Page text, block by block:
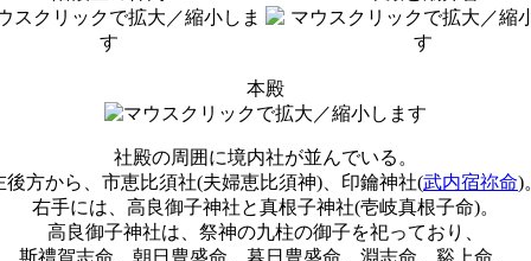
本殿
社殿の周囲に境内社が並んでいる。
後方から、市恵比須社(夫婦恵比須神)、印鑰神社(武内宿祢命)
右手には、高良御子神社と真根子神社(壱岐真根子命)。
高良御子神社は、祭神の九柱の御子を祀っており、
斯禮賀志命、朝日豊盛命、暮日豊盛命、淵志命、谿上命、